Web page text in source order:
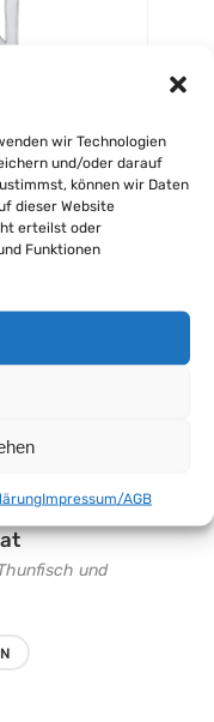
wir Technologien
und/oder darauf
können wir Daten
dieser Website
erteilst oder
Funktionen
Impressum/AGB
Zwiebel und
und